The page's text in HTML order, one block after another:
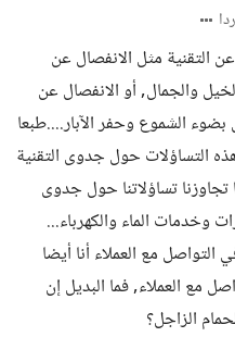
التقنية مثل الانفصال عن
والجمال, أو الانفصال عن
بضوء الشموع وحفر الآبار....طبعا
التساؤلات حول جدوى التقنية
تساؤلاتنا حول جدوى
وخدمات الماء والكهرباء...
مع العملاء أنا أيضا
مع العملاء, فما البديل إن
الزاجل؟